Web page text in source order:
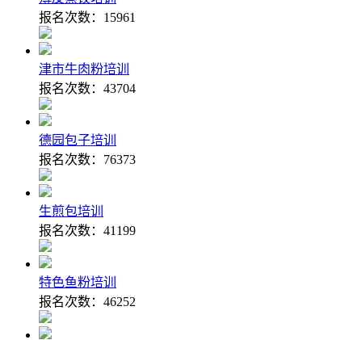
报名次数： 15961
津市牛肉粉培训
报名次数： 43704
德园包子培训
报名次数： 76373
生煎包培训
报名次数： 41199
特色鱼粉培训
报名次数： 46252